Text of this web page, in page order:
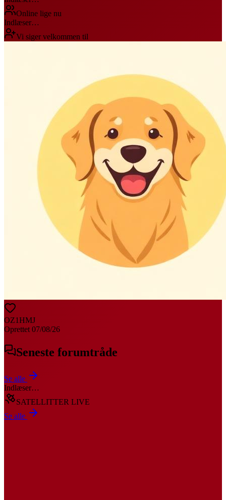
Online lige nu
Indlæser…
Vi siger velkommen til
OZ1HMJ
Oprettet 07/08/26
Seneste forumtråde
Se alle
Indlæser…
SATELLITTER LIVE
Se alle